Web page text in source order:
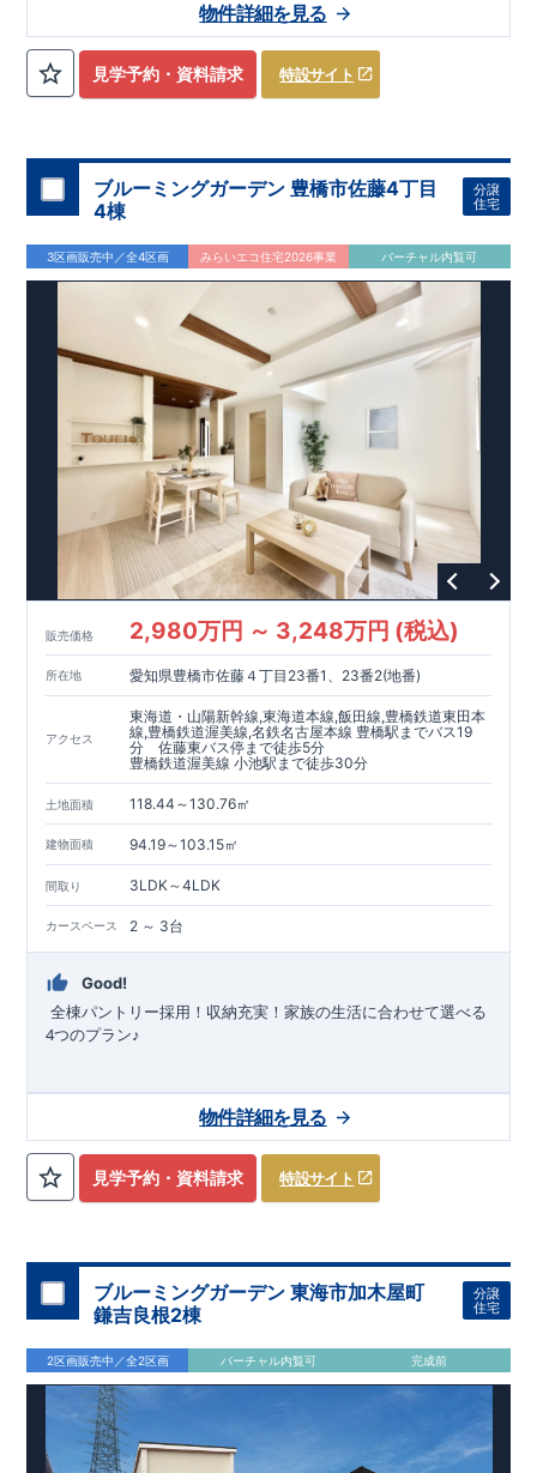
TEL:0564-57-0257
物件のおすすめポイント
耐震、制震に優れた ダンパー
面台】を採用
おしゃれな雰囲気を演出する【ポップアップ天井 】、雨の日も
気にせず干せる【
プ2.5帖】
マルチスキップを明るく照らす【吹抜】採用
開放感溢れる折上げ天井にはアクセントとして【化粧梁
号棟、2F廊下には【 等がし る収納】を設置
来客時には客間にもなる【便利な和室】
洗濯物もたくさん干せる【一部イ ンナー ルコニー
面室にはタオルや肌着類などの収納に【便利な可動棚
アウトドア用品やベビーカーの収納に便利な【
】
可動棚付き
東栄住宅の家づくりへのこだわり ■『長期優良住宅』取得!
詳しくはクリック!) ・国が定めた
つの技術基準をクリアしてい
・住宅ローン減税、固定資産税などの税制優遇を受けら
・中古市場でも、長期優良住宅が有利に働きます。 ■
住宅性能評価ダブル取得! ( ←詳しくはクリック !)
・『設計』住
ております。 ・『建設』住宅性能評価‥‥評価を受けた図面通り
に施工されているか、建設までに計4回チェックが行われま
す。
・図面や書類上だけでなく、「現場の施工状況」を検査し
しくはクリック!) ・誰が何をやったかが明確だからこそ、お客
様の安心に繋がります。 ・設計、施工、営業が協力しあい、ベ
ストプランをご提供いたします。 ・不要な中間マージンを抑え
る事で、コストダウンに努めております。
可能です
ご希望のお客様は一度ご連絡ください！
ージに載っていない詳しい内容や、資金計画のご相談、 ご質問
等がございましたらお気軽にご連絡下さい。
0257 東栄住宅 岡崎営業所​ ​
スマートフォンで見やすい特設サイトはこちら
https://www.e-blooming.com/bukken/83875020/
見学予約・資料請求 特設サイト
物件詳細を見る
ブルーミングガーデン 豊橋市佐藤4丁目
4棟
分譲
住宅
3区画販売中／全4区画 みらいエコ住宅2026事業 バーチャル内覧可
販売価格 2,980万円 ～ 3,248万円 (税込)
所在地 愛知県豊橋市佐藤４丁目23番1、23番2(地番)
アクセス
東海道・山陽新幹線,東海道本線,飯田線,豊橋鉄道東田本
線,豊橋鉄道渥美線,名鉄名古屋本線 豊橋駅までバス19
分 佐藤東バス停まで徒歩5分
豊橋鉄道渥美線 小池駅まで徒歩30分
土地面積 118.44～130.76㎡
建物面積 94.19～103.15㎡
間取り 3LDK～4LDK
カースペース 2 ～ 3台
Good!
​全棟パントリー採用！収納充実！家族の生活に合わせて選べる
4つのプラン♪
名鉄名古屋本線豊橋駅までバス
2026年 月 中旬完成しまし
た！！
近隣の完成物件のご案内可能！まずはお気軽にお問い合わせ
を！
物件のおすすめポイント
耐震、制震に優れた 【ダンパー】採用！
リビングが見渡せる【
​
【パントリー】を設置！
【全居室クローゼット付き】なので、服などの収納ができ、お
部屋が広く使用できます。
2 号棟、食器や調理器具等が片付く【 可動棚付パントリー】
お子さまの勉強や作業スペースとしても使える【
マルチスキッ
見学予約・資料請求 特設サイト
物件詳細を見る
ブルーミングガーデン 東海市加木屋町
鎌吉良根2棟
分譲
住宅
2区画販売中／全2区画 バーチャル内覧可 完成前